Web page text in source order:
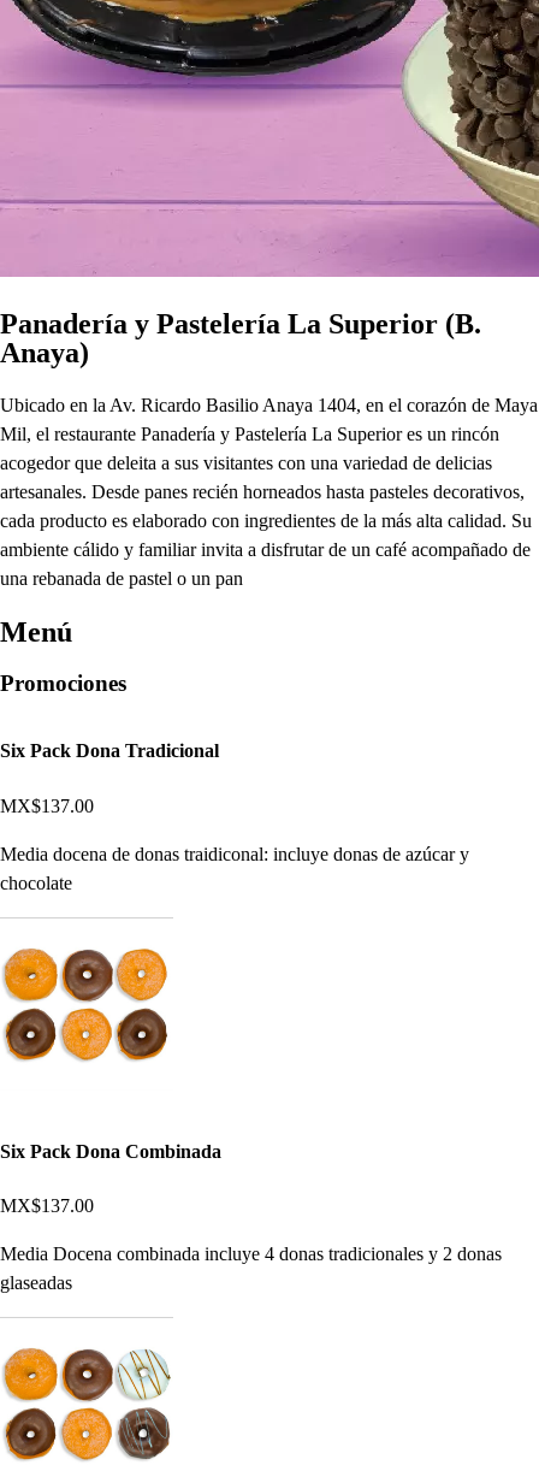
Panadería y Pastelería La Superior (B.
Anaya)
Ubicado en la Av. Ricardo Basilio Anaya 1404, en el corazón de Maya
Mil, el restaurante Panadería y Pastelería La Superior es un rincón
acogedor que deleita a sus visitantes con una variedad de delicias
artesanales. Desde panes recién horneados hasta pasteles decorativos,
cada producto es elaborado con ingredientes de la más alta calidad. Su
ambiente cálido y familiar invita a disfrutar de un café acompañado de
una rebanada de pastel o un pan
Menú
Promociones
Six Pack Dona Tradicional
MX$137.00
Media docena de donas traidiconal: incluye donas de azúcar y
chocolate
Six Pack Dona Combinada
MX$137.00
Media Docena combinada incluye 4 donas tradicionales y 2 donas
glaseadas